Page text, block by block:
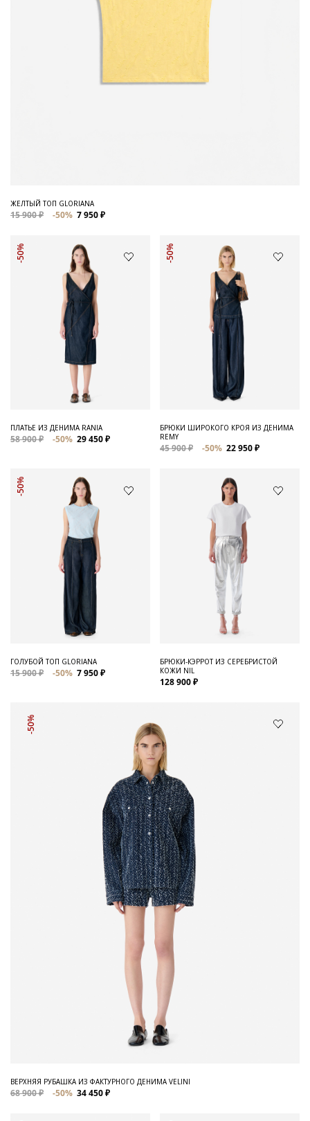
ЖЕЛТЫЙ ТОП GLORIANA
15 900 ₽ -50% 7 950 ₽
-50%
ПЛАТЬЕ ИЗ ДЕНИМА RANIA
58 900 ₽ -50% 29 450 ₽
-50%
БРЮКИ ШИРОКОГО КРОЯ ИЗ ДЕНИМА
REMY
45 900 ₽ -50% 22 950 ₽
-50%
ГОЛУБОЙ ТОП GLORIANA
15 900 ₽ -50% 7 950 ₽
БРЮКИ-КЭРРОТ ИЗ СЕРЕБРИСТОЙ
КОЖИ NIL
128 900 ₽
-50%
ВЕРХНЯЯ РУБАШКА ИЗ ФАКТУРНОГО ДЕНИМА VELINI
68 900 ₽ -50% 34 450 ₽